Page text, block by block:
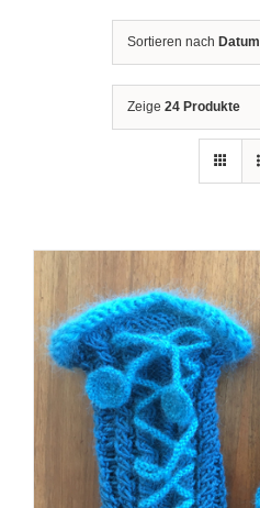
Sortieren nach Datum
Zeige 24 Produkte